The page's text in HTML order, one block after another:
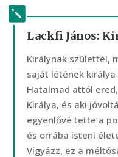
Lackfi János:
Királynak születtél,
saját létének
Hatalmad attól
Királya, és aki
egyenlővé tette a
és orrába isteni
Vigyázz, ez a